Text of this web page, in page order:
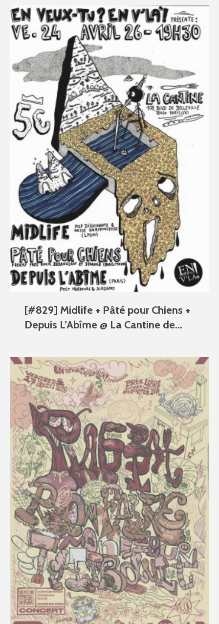
[#829] Midlife + Pâté pour Chiens +
Depuis L’Abîme @ La Cantine de...